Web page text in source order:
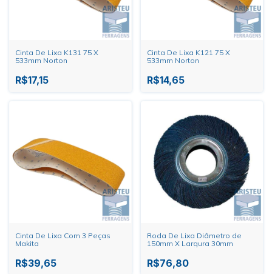
Cinta De Lixa K131 75 X
533mm Norton
R$17,15
Cinta De Lixa K121 75 X
533mm Norton
R$14,65
Cinta De Lixa Com 3 Peças
Makita
R$39,65
Roda De Lixa Diâmetro de
150mm X Largura 30mm
R$76,80